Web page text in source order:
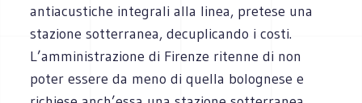
antiacustiche integrali alla linea, pretese una
stazione sotterranea, decuplicando i costi.
L’amministrazione di Firenze ritenne di non
poter essere da meno di quella bolognese e